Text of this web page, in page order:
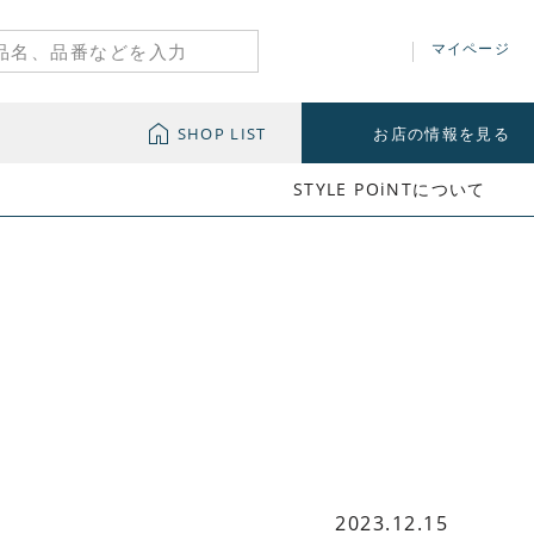
マイページ
SHOP LIST お店の情報を見る
STYLE POiNTについて
2023.12.15